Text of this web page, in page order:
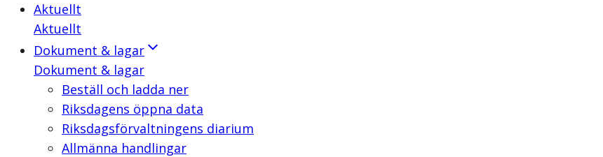
Aktuellt
Aktuellt
Dokument & lagar
Dokument & lagar
Beställ och ladda ner
Riksdagens öppna data
Riksdagsförvaltningens diarium
Allmänna handlingar